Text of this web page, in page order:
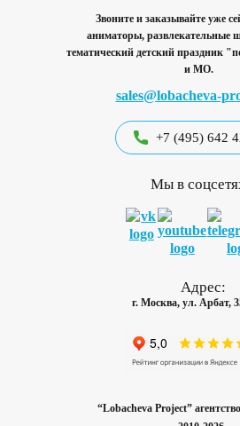
Звоните и заказывайте уже
аниматоры, развлекательные
тематический детский праздник
и МО.
sales@lobacheva-
+7 (495) 642
Мы в
Адрес:
г. Москва, ул. Арбат,
“Lobacheva Project”